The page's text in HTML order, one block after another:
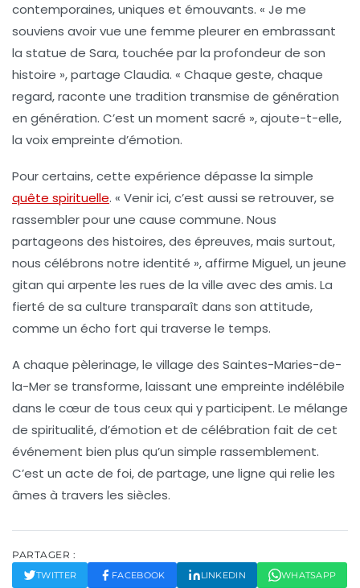
contemporaines, uniques et émouvants. « Je me
souviens avoir vue une femme pleurer en embrassant
la statue de Sara, touchée par la profondeur de son
histoire », partage Claudia. « Chaque geste, chaque
regard, raconte une tradition transmise de génération
en génération. C’est un moment sacré », ajoute-t-elle,
la voix empreinte d’émotion.
Pour certains, cette expérience dépasse la simple
quête spirituelle. « Venir ici, c’est aussi se retrouver, se
rassembler pour une cause commune. Nous
partageons des histoires, des épreuves, mais surtout,
nous célébrons notre identité », affirme Miguel, un jeune
gitan qui arpente les rues de la ville avec des amis. La
fierté de sa culture transparaît dans son attitude,
comme un écho fort qui traverse le temps.
A chaque pèlerinage, le village des Saintes-Maries-de-
la-Mer se transforme, laissant une empreinte indélébile
dans le cœur de tous ceux qui y participent. Le mélange
de spiritualité, d’émotion et de célébration fait de cet
événement bien plus qu’un simple rassemblement.
C’est un acte de foi, de partage, une ligne qui relie les
âmes à travers les siècles.
PARTAGER :
TWITTER FACEBOOK LINKEDIN WHATSAPP